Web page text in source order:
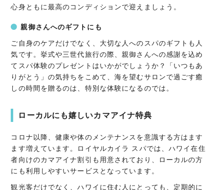
心身ともに最高のコンディションで迎えましょう。
親御さんへのギフトにも
ご自身のケアだけでなく、大切な人へのスパのギフトも人
気です。挙式や三世代旅行の際、親御さんへの感謝を込め
てスパ体験のプレゼントはいかがでしょうか？「いつもあ
りがとう」の気持ちをこめて、海を望むサロンで過ごす癒
しの時間を贈るのは、特別な体験になるのでは。
ローカルにも嬉しいカマアイナ特典
コロナ以降、健康や体のメンテナンスを意識する方はます
ます増えています。ロイヤルカイラ スパでは、ハワイ在住
者向けのカマアイナ割引も用意されており、ローカルの方
にも利用しやすいサービスとなっています。
観光客だけでなく、ハワイに住む人にとっても、定期的に